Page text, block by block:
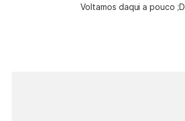
Voltamos daqui a pouco ;D